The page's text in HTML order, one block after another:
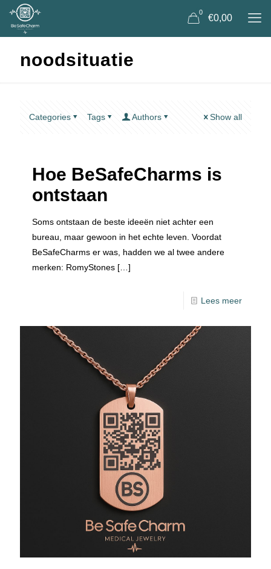
0
€0,00
noodsituatie
Categories Tags Authors Show all
Hoe BeSafeCharms is
ontstaan
Soms ontstaan de beste ideeën niet achter een
bureau, maar gewoon in het echte leven. Voordat
BeSafeCharms er was, hadden we al twee andere
merken: RomyStones […]
Lees meer